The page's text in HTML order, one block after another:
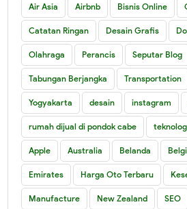
Air Asia Airbnb Bisnis Online
Catatan Ringan Desain Grafis
Olahraga Perancis Seputar Blog
Tabungan Berjangka Transportation
Yogyakarta desain instagram
rumah dijual di pondok cabe
Apple Australia Belanda
Emirates Harga Oto Terbaru
Manufacture New Zealand SEO